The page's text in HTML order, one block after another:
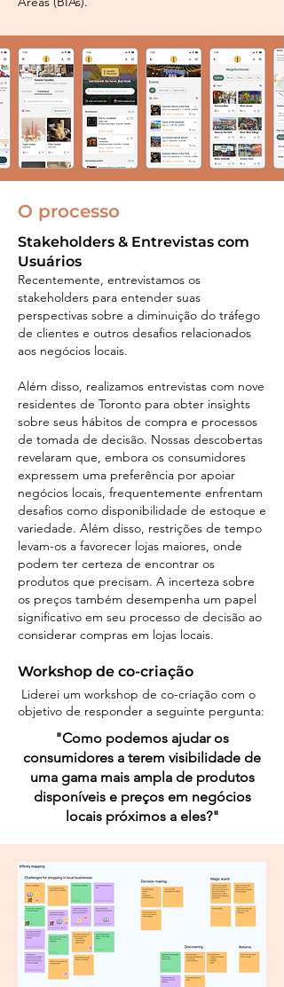
O processo
Stakeholders & Entrevistas com
Usuários
Recentemente, entrevistamos os
stakeholders para entender suas
perspectivas sobre a diminuição do tráfego
de clientes e outros desafios relacionados
aos negócios locais.
Além disso, realizamos entrevistas com nove
residentes de Toronto para obter insights
sobre seus hábitos de compra e processos
de tomada de decisão. Nossas descobertas
revelaram que, embora os consumidores
expressem uma preferência por apoiar
negócios locais, frequentemente enfrentam
desafios como disponibilidade de estoque e
variedade. Além disso, restrições de tempo
levam-os a favorecer lojas maiores, onde
podem ter certeza de encontrar os
produtos que precisam. A incerteza sobre
os preços também desempenha um papel
significativo em seu processo de decisão ao
considerar compras em lojas locais.
Workshop de co-criação
Liderei um workshop de co-criação com o
objetivo de responder a seguinte pergunta:
"Como podemos ajudar os
consumidores a terem visibilidade de
uma gama mais ampla de produtos
disponíveis e preços em negócios
locais próximos a eles?"